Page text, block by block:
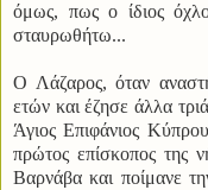
όμως, πως ο ίδιος
σταυρωθήτω...
Ο Λάζαρος, όταν
ετών και έζησε άλλα
Άγιος Επιφάνιος
πρώτος επίσκοπος της
Βαρνάβα και ποίμανε